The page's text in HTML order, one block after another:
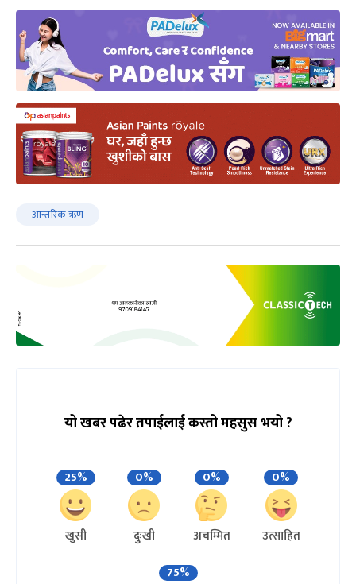
आन्तरिक ऋण
यो खबर पढेर तपाईलाई कस्तो महसुस भयो ?
25%
खुसी
0%
दुःखी
0%
अचम्मित
0%
उत्साहित
75%